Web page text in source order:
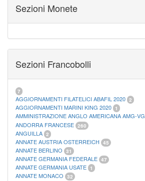
CARTELLE FILATELICHE MARINI
21
FOGLI FILATELICI VATICANO 37
FOGLI MARINI PERIODI SEPARATI VATICANO
MATERIALE FILATELICO MARINI 33
RACCOGLITORI XL
Sezioni Monete
Sezioni Francobolli
7
AGGIORNAMENTI FILATELICI ABAFIL 2020 2
AGGIORNAMENTI MARINI KING 2020 1
AMMINISTRAZIONE ANGLO AMERICANA AMG-VG
ANDORRA FRANCESE 260
ANGUILLA 2
ANNATE AUSTRIA OSTERREICH 45
ANNATE BERLINO 31
ANNATE GERMANIA FEDERALE 47
ANNATE GERMANIA USATE 1
ANNATE MONACO 32